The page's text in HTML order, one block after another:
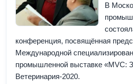
В
конференция, посвящённая
Международной
промышленной выставке «MVC:
Ветеринария-2020.